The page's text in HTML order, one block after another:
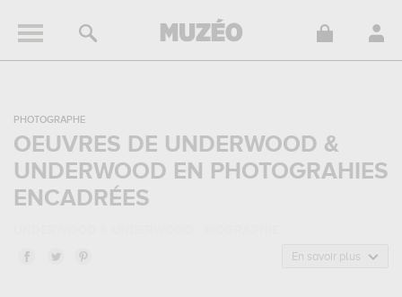
PHOTOGRAPHE
OEUVRES DE UNDERWOOD &
UNDERWOOD EN PHOTOGRAHIES
ENCADRÉES
Underwood & Underwood, aussi connu sous le nom de Bert Elias
En savoir plus